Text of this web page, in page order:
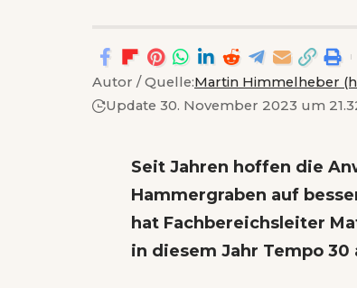
Autor / Quelle:Martin Himmelheber
Update 30. November 2023 um
Seit Jahren hoffen die
Hammergraben auf
hat Fachbereichsleiter
in diesem Jahr Tempo